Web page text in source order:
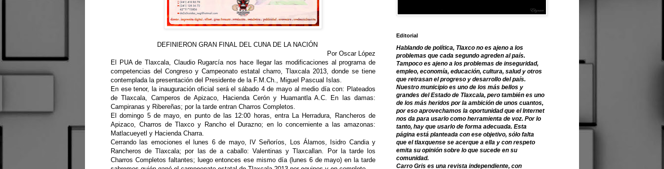
DEFINIERON GRAN FINAL DEL CUNA DE LA NACIÓN
Por Oscar López
El PUA de Tlaxcala, Claudio Rugarcía nos hace llegar las modificaciones al programa de
competencias del Congreso y Campeonato estatal charro, Tlaxcala 2013, donde se tiene
contemplada la presentación del Presidente de la F.M.Ch., Miguel Pascual Islas.
En ese tenor, la inauguración oficial será el sábado 4 de mayo al medio día con: Plateados
de Tlaxcala, Camperos de Apizaco, Hacienda Cerón y Huamantla A.C. En las damas:
Campiranas y Ribereñas; por la tarde entran Charros Completos.
El domingo 5 de mayo, en punto de las 12:00 horas, entra La Herradura, Rancheros de
Apizaco, Charros de Tlaxco y Rancho el Durazno; en lo concerniente a las amazonas:
Matlacueyetl y Hacienda Charra.
Cerrando las emociones el lunes 6 de mayo, IV Señoríos, Los Álamos, Isidro Candia y
Rancheros de Tlaxcala; por las de a caballo: Valentinas y Tlaxcallan. Por la tarde los
Charros Completos faltantes; luego entonces ese mismo día (lunes 6 de mayo) en la tarde
Editorial
Hablando de política, Tlaxco no es ajeno a los
problemas que cada segundo agreden al país.
Tampoco es ajeno a los problemas de inseguridad,
empleo, economía, educación, cultura, salud y otros
que retrasan el progreso y desarrollo del país.
Nuestro municipio es uno de los más bellos y
grandes del Estado de Tlaxcala, pero también es uno
de los más heridos por la ambición de unos cuantos,
por eso aprovechamos la oportunidad que el Internet
nos da para usarlo como herramienta de voz. Por lo
tanto, hay que usarlo de forma adecuada. Esta
página está planteada con ese objetivo, sólo falta
que el tlaxquense se acerque a ella y con respeto
emita su opinión sobre lo que sucede en su
comunidad.
Carro Gris es una revista independiente, con